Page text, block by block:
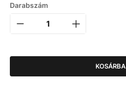
Darabszám
KOSÁRBA